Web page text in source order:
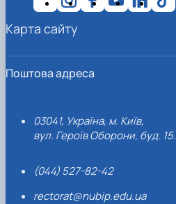
Поштова адреса
03041, Україна, м. Київ,
вул. Героїв Оборони, буд. 15.
(044) 527-82-42
rectorat@nubip.edu.ua
Карта сайту